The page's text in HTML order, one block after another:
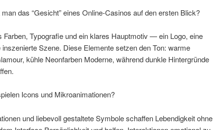
das “Gesicht” eines Online-Casinos auf den ersten Blick?
Farben, Typografie und ein klares Hauptmotiv — ein Logo, eine
Szene. Diese Elemente setzen den Ton: warme
kühle Neonfarben Moderne, während dunkle Hintergründe
Icons und Mikroanimationen?
und liebevoll gestaltete Symbole schaffen Lebendigkeit ohne